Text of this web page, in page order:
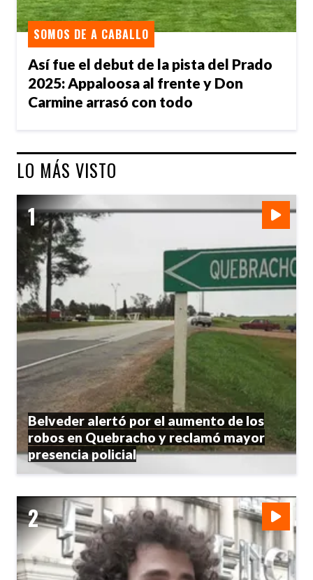
Así fue el debut de la pista del Prado
2025: Appaloosa al frente y Don
Carmine arrasó con todo
SOMOS DE A CABALLO
LO MÁS VISTO
Belveder alertó por el aumento de los
robos en Quebracho y reclamó mayor
presencia policial